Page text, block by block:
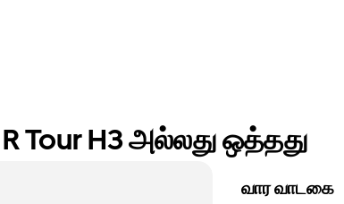
Tour H3 அல்லது ஒத்தது
வார வாடகை